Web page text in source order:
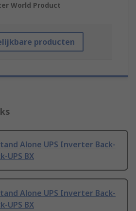
World Product
producten
Alone UPS Inverter Back-
UPS BX
Alone UPS Inverter Back-
UPS BX